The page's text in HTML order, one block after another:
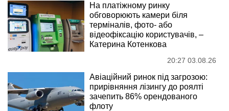
На платіжному ринку
обговорюють камери біля
терміналів, фото- або
відеофіксацію користувачів, –
Катерина Котенкова
20:27 03.08.26
Авіаційний ринок під загрозою:
прирівняння лізингу до роялті
зачепить 86% орендованого
флоту